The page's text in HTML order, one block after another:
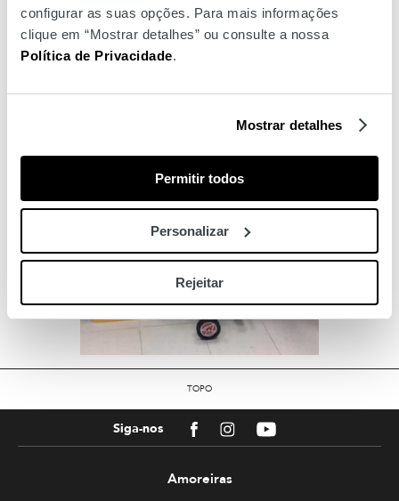
configurar as suas opções. Para mais informações
clique em “Mostrar detalhes” ou consulte a nossa
Política de Privacidade.
Mostrar detalhes
Permitir todos
Personalizar
Rejeitar
TOPO
Siga-nos FacebookInstagramYoutube
Amoreiras